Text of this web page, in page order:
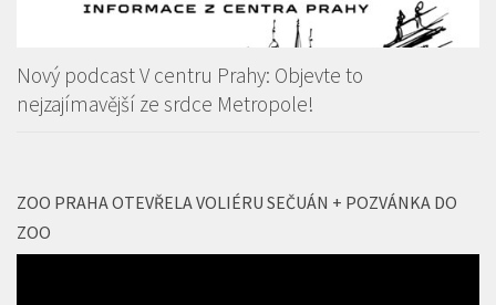
Nový podcast V centru Prahy: Objevte to
nejzajímavější ze srdce Metropole!
ZOO PRAHA OTEVŘELA VOLIÉRU SEČUÁN + POZVÁNKA DO
ZOO